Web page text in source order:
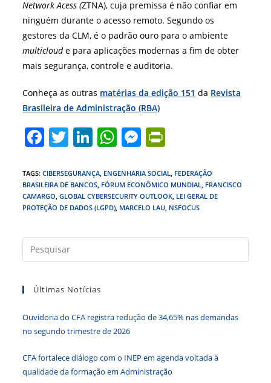
Network Acess (ZTNA), cuja premissa é não confiar em
ninguém durante o acesso remoto. Segundo os
gestores da CLM, é o padrão ouro para o ambiente
multicloude para aplicações modernas a fim de obter
mais segurança, controle e auditoria.
Conheça as outras matérias da edição 151 da Revista
Brasileira de Administração (RBA)
F
c
e
b
o
o
T
itt
er
Li
k
e
dI
n
W
at
s
A
p
M
ss
e
n
g
tF
ri
e
n
TAGS:CIBERSEGURANÇA ENGENHARIA SOCIAL FEDERAÇÃO
BRASILEIRA DE BANCOS FÓRUM ECONÔMICO MUNDIAL FRANCISCO
CAMARGO GLOBAL CYBERSECURITY OUTLOOK LEI GERAL DE
PROTEÇÃO DE DADOS (LGPD) MARCELO LAU NSFOCUS
a
Últimas Notícias
Ouvidoria do CFA registra redução de 34,65% nas demandas
no segundo trimestre de 2026
CFA fortalece diálogo com o INEP em agenda voltada à
qualidade da formação em Administração